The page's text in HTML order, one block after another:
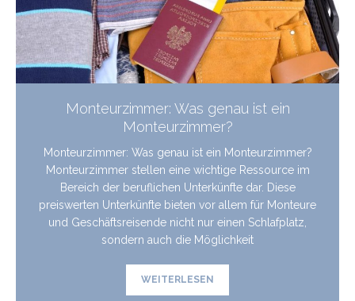
Die Kunst der Pediküre – wie macht man
eine richtige Fußmaniküre?
Die Kunst der Pediküre – wie macht man eine richtige
Fußmaniküre? Eine Pediküre ist nicht nur ein Weg, um
deine Füße schick aussehen zu lassen, sondern auch ein
wichtiger Teil deiner Körperpflege. Gepflegte Füße sind
WEITERLESEN